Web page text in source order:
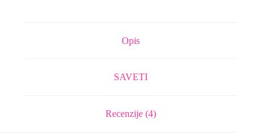
Opis
SAVETI
Recenzije (4)